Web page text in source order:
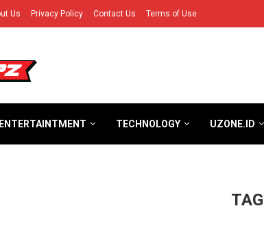
Us Privacy Policy Contact Us Terms of Use
ENTERTAINTMENT TECHNOLOGY UZONE.ID